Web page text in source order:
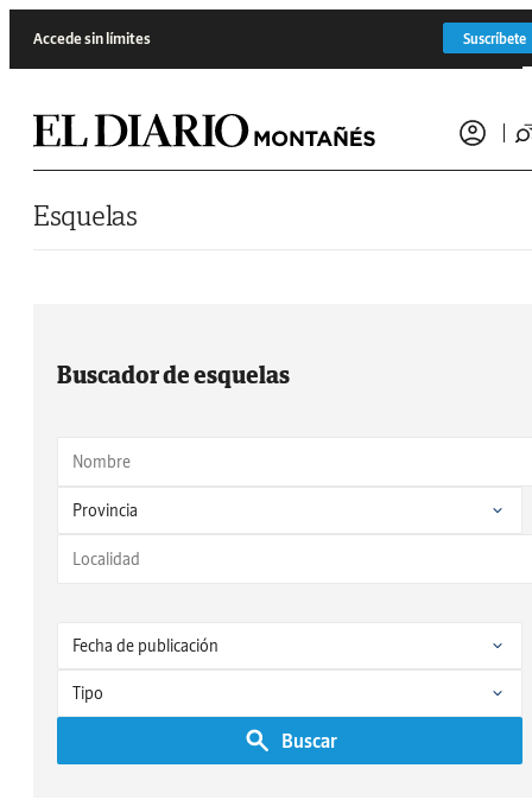
Accede sin límites Suscríbete
Esquelas
Buscador de esquelas
Buscar